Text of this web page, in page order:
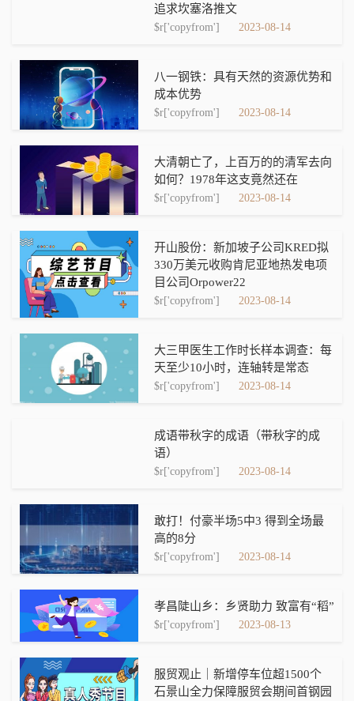
追求坎塞洛推文
$r['copyfrom'] 2023-08-14
八一钢铁：具有天然的资源优势和
成本优势
$r['copyfrom'] 2023-08-14
大清朝亡了，上百万的的清军去向
如何？1978年这支竟然还在
$r['copyfrom'] 2023-08-14
开山股份：新加坡子公司KRED拟
330万美元收购肯尼亚地热发电项
目公司Orpower22
$r['copyfrom'] 2023-08-14
大三甲医生工作时长样本调查：每
天至少10小时，连轴转是常态
$r['copyfrom'] 2023-08-14
成语带秋字的成语（带秋字的成
语）
$r['copyfrom'] 2023-08-14
敢打！付豪半场5中3 得到全场最
高的8分
$r['copyfrom'] 2023-08-14
孝昌陡山乡：乡贤助力 致富有“稻”
$r['copyfrom'] 2023-08-13
服贸观止｜新增停车位超1500个
石景山全力保障服贸会期间首钢园